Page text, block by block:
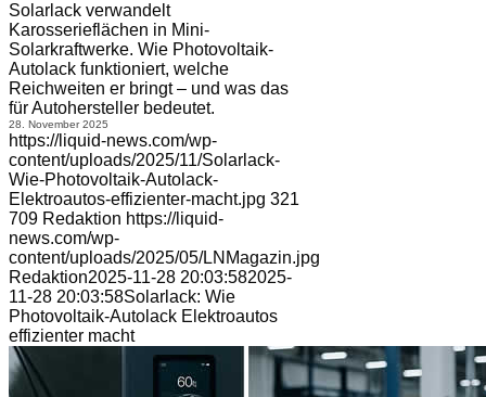
Solarlack verwandelt
Karosserieflächen in Mini-
Solarkraftwerke. Wie Photovoltaik-
Autolack funktioniert, welche
Reichweiten er bringt – und was das
für Autohersteller bedeutet.
28. November 2025
https://liquid-news.com/wp-
content/uploads/2025/11/Solarlack-
Wie-Photovoltaik-Autolack-
Elektroautos-effizienter-macht.jpg 321
709 Redaktion https://liquid-
news.com/wp-
content/uploads/2025/05/LNMagazin.jpg
Redaktion2025-11-28 20:03:582025-
11-28 20:03:58Solarlack: Wie
Photovoltaik-Autolack Elektroautos
effizienter macht